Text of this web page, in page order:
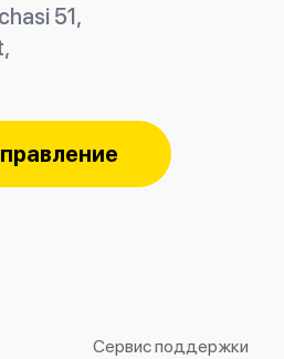
51,
Сервис поддержки